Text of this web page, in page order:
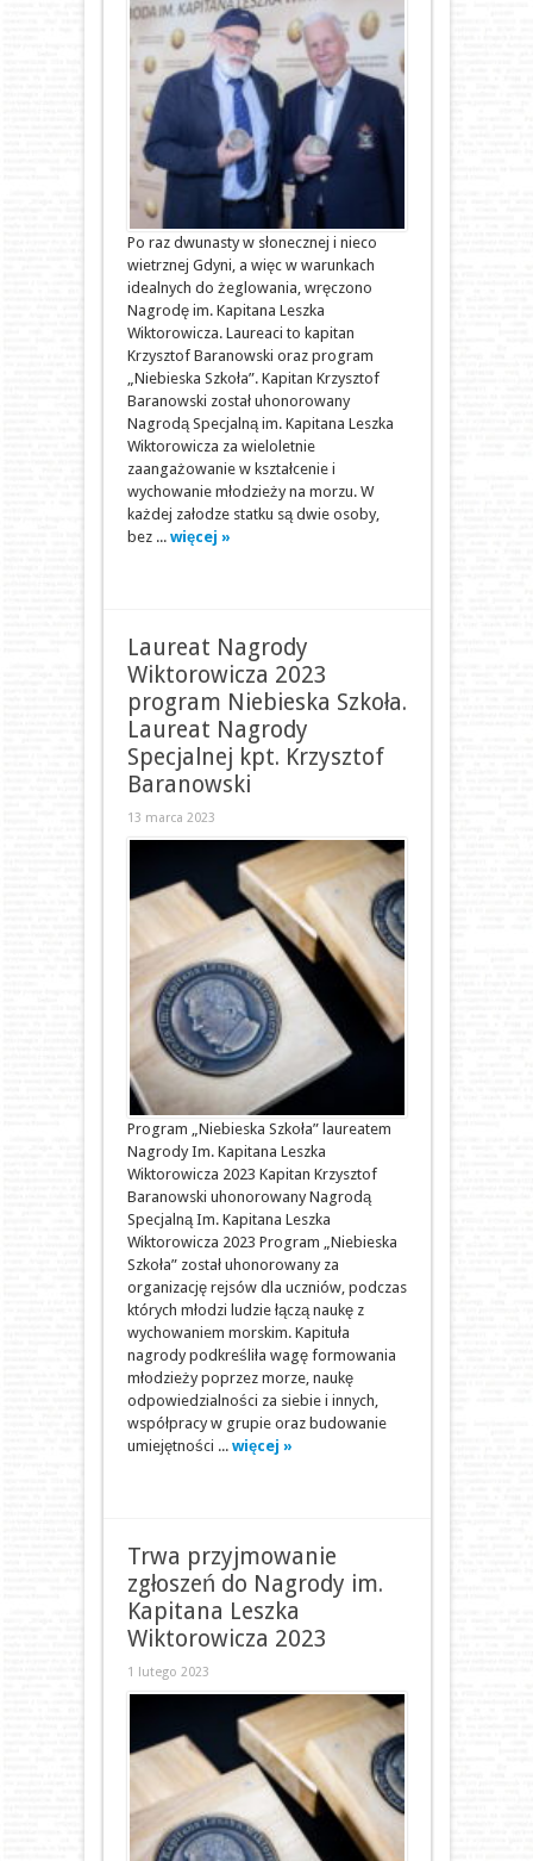
Po raz dwunasty w słonecznej i nieco
wietrznej Gdyni, a więc w warunkach
idealnych do żeglowania, wręczono
Nagrodę im. Kapitana Leszka
Wiktorowicza. Laureaci to kapitan
Krzysztof Baranowski oraz program
„Niebieska Szkoła”. Kapitan Krzysztof
Baranowski został uhonorowany
Nagrodą Specjalną im. Kapitana Leszka
Wiktorowicza za wieloletnie
zaangażowanie w kształcenie i
wychowanie młodzieży na morzu. W
każdej załodze statku są dwie osoby,
bez ... więcej »
Laureat Nagrody
Wiktorowicza 2023
program Niebieska Szkoła.
Laureat Nagrody
Specjalnej kpt. Krzysztof
Baranowski
13 marca 2023
Program „Niebieska Szkoła” laureatem
Nagrody Im. Kapitana Leszka
Wiktorowicza 2023 Kapitan Krzysztof
Baranowski uhonorowany Nagrodą
Specjalną Im. Kapitana Leszka
Wiktorowicza 2023 Program „Niebieska
Szkoła” został uhonorowany za
organizację rejsów dla uczniów, podczas
których młodzi ludzie łączą naukę z
wychowaniem morskim. Kapituła
nagrody podkreśliła wagę formowania
młodzieży poprzez morze, naukę
odpowiedzialności za siebie i innych,
współpracy w grupie oraz budowanie
umiejętności ... więcej »
Trwa przyjmowanie
zgłoszeń do Nagrody im.
Kapitana Leszka
Wiktorowicza 2023
1 lutego 2023